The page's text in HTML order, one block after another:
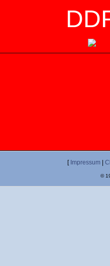
[ Impressum
©